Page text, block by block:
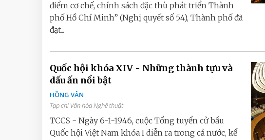
điểm cơ chế, chính sách đặc thù phát triển Thành
phố Hồ Chí Minh” (Nghị quyết số 54), Thành phố đã
đạt...
Quốc hội khóa XIV - Những thành tựu và
dấu ấn nổi bật
HỒNG VÂN
Tạp chí Văn hóa Nghệ thuật
TCCS - Ngày 6-1-1946, cuộc Tổng tuyển cử bầu
Quốc hội Việt Nam khóa I diễn ra trong cả nước, kể